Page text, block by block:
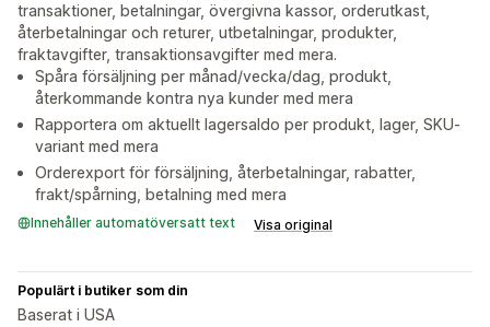
transaktioner, betalningar, övergivna kassor, orderutkast,
återbetalningar och returer, utbetalningar, produkter,
fraktavgifter, transaktionsavgifter med mera.
Spåra försäljning per månad/vecka/dag, produkt,
återkommande kontra nya kunder med mera
Rapportera om aktuellt lagersaldo per produkt, lager, SKU-
variant med mera
Orderexport för försäljning, återbetalningar, rabatter,
frakt/spårning, betalning med mera
Innehåller automatöversatt text Visa original
Populärt i butiker som din
Baserat i USA